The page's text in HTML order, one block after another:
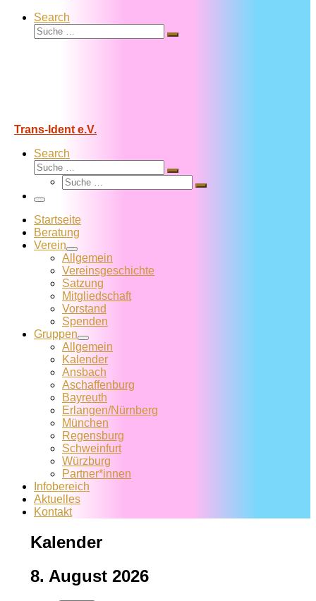
Search
Suche
Suche
Trans-Ident e.V.
Search
Suche
Suche
Suche
Suche
Menü
Startseite
Beratung
Verein
Allgemein
Vereins­geschichte
Satzung
Mitglied­schaft
Vorstand
Spenden
Gruppen
Allgemein
Kalender
Ansbach
Aschaffenburg
Bayreuth
Erlangen/Nürnberg
München
Regensburg
Schweinfurt
Würzburg
Partner*innen
Infobereich
Aktuelles
Kontakt
Kalender
8. August 2026